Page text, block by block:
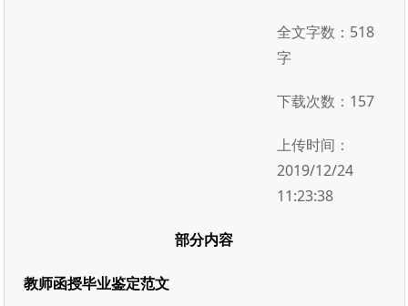
全文字数：518
字
下载次数：157
上传时间：
2019/12/24
11:23:38
部分内容
教师函授毕业鉴定范文